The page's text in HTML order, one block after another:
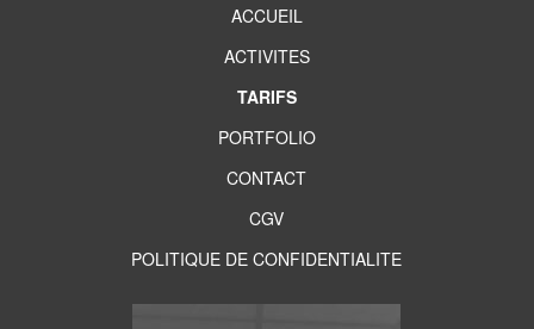
ACCUEIL
ACTIVITES
TARIFS
PORTFOLIO
CONTACT
CGV
POLITIQUE DE CONFIDENTIALITE